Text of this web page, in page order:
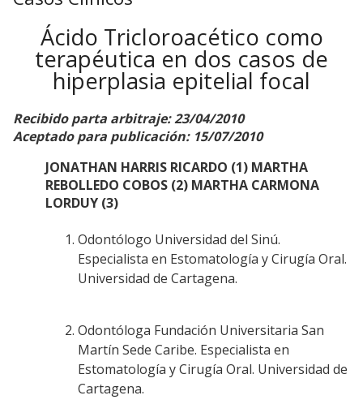
Ácido Tricloroacético como
terapéutica en dos casos de
hiperplasia epitelial focal
Recibido parta arbitraje: 23/04/2010
Aceptado para publicación: 15/07/2010
JONATHAN HARRIS RICARDO (1) MARTHA
REBOLLEDO COBOS (2) MARTHA CARMONA
LORDUY (3)
Odontólogo Universidad del Sinú.
Especialista en Estomatología y Cirugía Oral.
Universidad de Cartagena.
Odontóloga Fundación Universitaria San
Martín Sede Caribe. Especialista en
Estomatología y Cirugía Oral. Universidad de
Cartagena.